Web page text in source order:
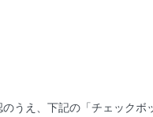
うえ、下記の「チェックボ